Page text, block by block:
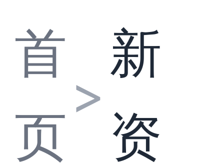
首
页
>
新
资